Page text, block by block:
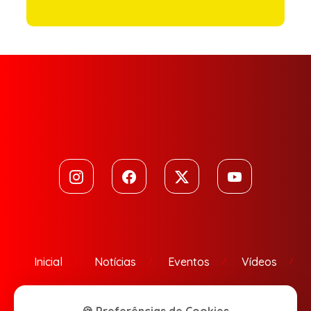
Inicial Notícias Eventos Vídeos